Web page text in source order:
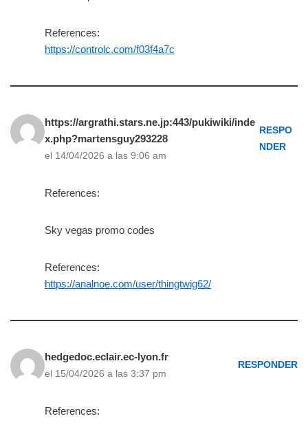
References:
https://controlc.com/f03f4a7c
https://argrathi.stars.ne.jp:443/pukiwiki/inde
x.php?martensguy293228
el 14/04/2026 a las 9:06 am
RESPO
NDER
References:
Sky vegas promo codes
References:
https://analnoe.com/user/thingtwig62/
hedgedoc.eclair.ec-lyon.fr
el 15/04/2026 a las 3:37 pm
RESPONDER
References: